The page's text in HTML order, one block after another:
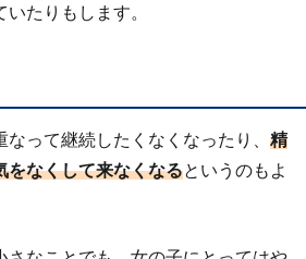
たりもします。
って継続したくなくなったり、 精
をなくして来なくなるというのもよ